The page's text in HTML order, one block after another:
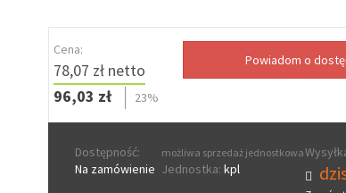
Cena:
78,07 zł netto
96,03 zł
23%
Dostępność:
Na zamówienie
możliwa sprzedaż jednostkowa
Jednostka: kpl